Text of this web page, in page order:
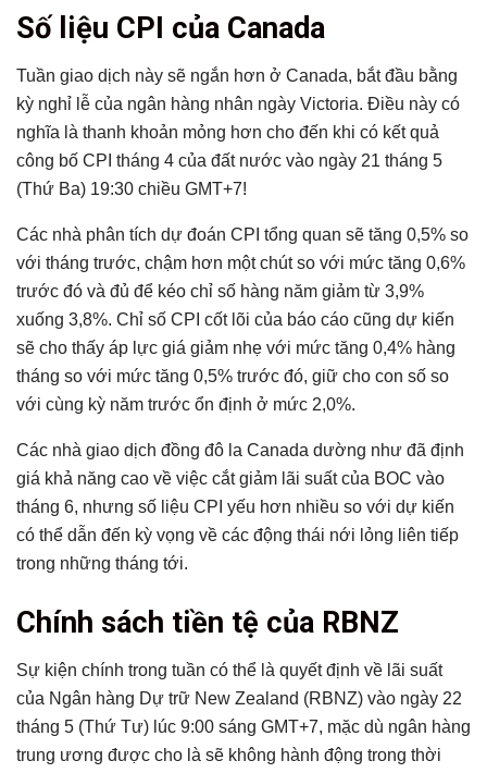
Số liệu CPI của Canada
Tuần giao dịch này sẽ ngắn hơn ở Canada, bắt đầu bằng
kỳ nghỉ lễ của ngân hàng nhân ngày Victoria. Điều này có
nghĩa là thanh khoản mỏng hơn cho đến khi có kết quả
công bố CPI tháng 4 của đất nước vào ngày 21 tháng 5
(Thứ Ba) 19:30 chiều GMT+7!
Các nhà phân tích dự đoán CPI tổng quan sẽ tăng 0,5% so
với tháng trước, chậm hơn một chút so với mức tăng 0,6%
trước đó và đủ để kéo chỉ số hàng năm giảm từ 3,9%
xuống 3,8%. Chỉ số CPI cốt lõi của báo cáo cũng dự kiến ​​​​
sẽ cho thấy áp lực giá giảm nhẹ với mức tăng 0,4% hàng
tháng so với mức tăng 0,5% trước đó, giữ cho con số so
với cùng kỳ năm trước ổn định ở mức 2,0%.
Các nhà giao dịch đồng đô la Canada dường như đã định
giá khả năng cao về việc cắt giảm lãi suất của BOC vào
tháng 6, nhưng số liệu CPI yếu hơn nhiều so với dự kiến ​​
có thể dẫn đến kỳ vọng về các động thái nới lỏng liên tiếp
trong những tháng tới.
Chính sách tiền tệ của RBNZ
Sự kiện chính trong tuần có thể là quyết định về lãi suất
của Ngân hàng Dự trữ New Zealand (RBNZ) vào ngày 22
tháng 5 (Thứ Tư) lúc 9:00 sáng GMT+7, mặc dù ngân hàng
trung ương được cho là sẽ không hành động trong thời